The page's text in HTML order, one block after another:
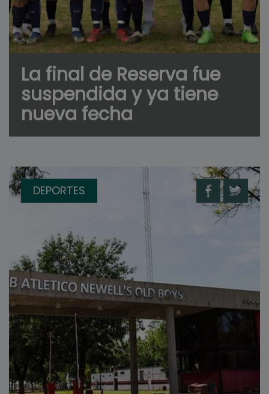
La final de Reserva fue
suspendida y ya tiene
nueva fecha
DEPORTES